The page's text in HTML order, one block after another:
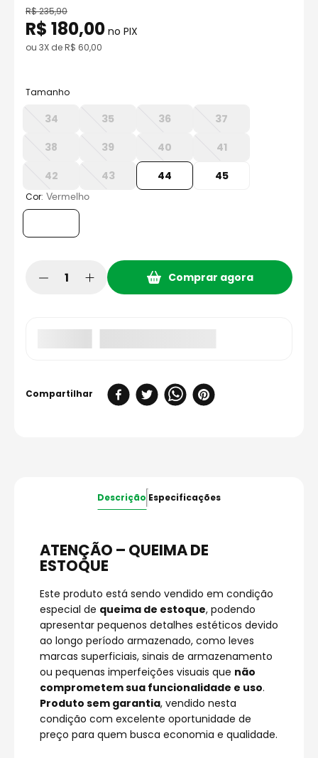
9º capacete ls2
10º capacete aberto
R$235,90
R$ 180,00 no PIX
ou 3X deR$ 60,00
Tamanho
34 35 36
37
38
39 40
41
42
43 44 45
Cor: Vermelho
Comprar agora
Descrição Especificações
ATENÇÃO – QUEIMA DE
ESTOQUE
Este produto está sendo vendido em condição
especial de queima de estoque, podendo
apresentar pequenos detalhes estéticos devido
ao longo período armazenado, como leves
marcas superficiais, sinais de armazenamento
ou pequenas imperfeições visuais que não
comprometem sua funcionalidade e uso.
Produto sem garantia, vendido nesta
condição com excelente oportunidade de
preço para quem busca economia e qualidade.